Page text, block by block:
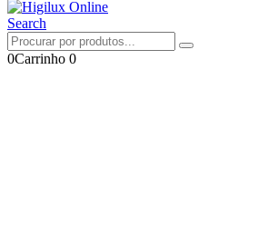
Search
0Carrinho 0